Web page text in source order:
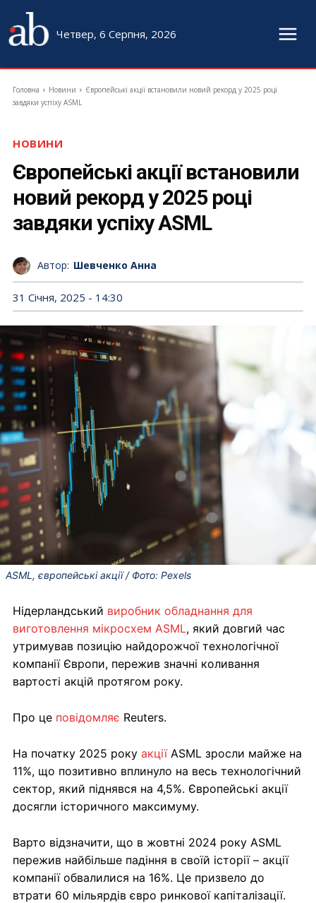
Четвер, 6 Серпня, 2026
Головна Новини
Європейські акції встановили новий рекорд у 2025 році
завдяки успіху ASML
НОВИНИ
Європейські акції встановили
новий рекорд у 2025 році
завдяки успіху ASML
Автор: Шевченко Анна
31 Січня, 2025 - 14:30
ASML, європейські акції / Фото: Pexels
Нідерландський виробник обладнання для
виготовлення мікросхем ASML, який довгий час
утримував позицію найдорожчої технологічної
компанії Європи, пережив значні коливання
вартості акцій протягом року.
Про це повідомляє Reuters.
На початку 2025 року акціїASML зросли майже на
11%, що позитивно вплинуло на весь технологічний
сектор, який піднявся на 4,5%. Європейські акції
досягли історичного максимуму.
Варто відзначити, що в жовтні 2024 року ASML
пережив найбільше падіння в своїй історії – акції
компанії обвалилися на 16%. Це призвело до
втрати 60 мільярдів євро ринкової капіталізації.